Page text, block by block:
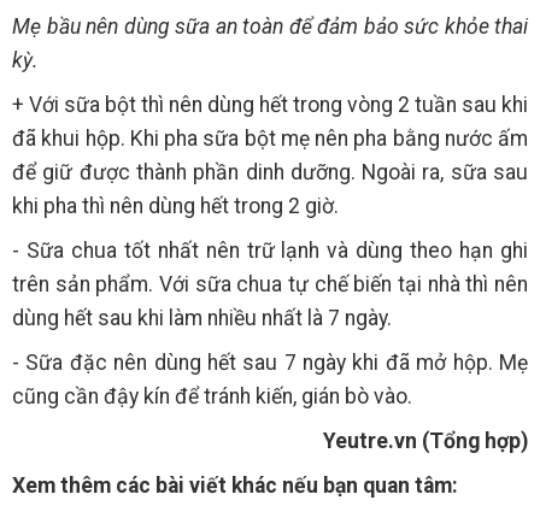
Mẹ bầu nên dùng sữa an toàn để đảm bảo sức khỏe thai
kỳ.
+ Với sữa bột thì nên dùng hết trong vòng 2 tuần sau khi
đã khui hộp. Khi pha sữa bột mẹ nên pha bằng nước ấm
để giữ được thành phần dinh dưỡng. Ngoài ra, sữa sau
khi pha thì nên dùng hết trong 2 giờ.
- Sữa chua tốt nhất nên trữ lạnh và dùng theo hạn ghi
trên sản phẩm. Với sữa chua tự chế biến tại nhà thì nên
dùng hết sau khi làm nhiều nhất là 7 ngày.
- Sữa đặc nên dùng hết sau 7 ngày khi đã mở hộp. Mẹ
cũng cần đậy kín để tránh kiến, gián bò vào.
Yeutre.vn (Tổng hợp)
Xem thêm các bài viết khác nếu bạn quan tâm: